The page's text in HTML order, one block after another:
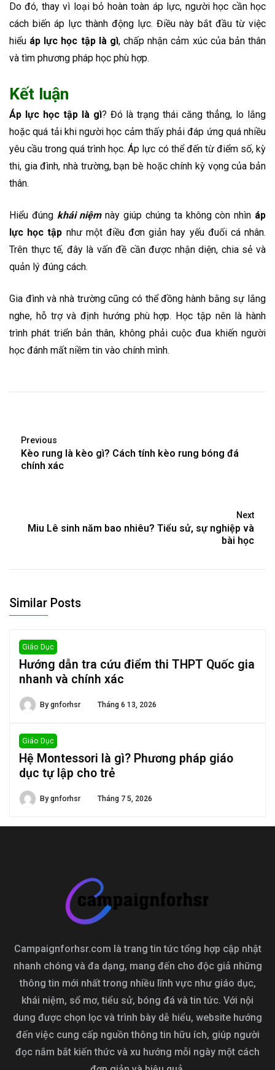
Do đó, thay vì loại bỏ hoàn toàn áp lực, người học cần học
cách biến áp lực thành động lực. Điều này bắt đầu từ việc
hiểu áp lực học tập là gì, chấp nhận cảm xúc của bản thân
và tìm phương pháp học phù hợp.
Kết luận
Áp lực học tập là gì? Đó là trạng thái căng thẳng, lo lắng
hoặc quá tải khi người học cảm thấy phải đáp ứng quá nhiều
yêu cầu trong quá trình học. Áp lực có thể đến từ điểm số, kỳ
thi, gia đình, nhà trường, bạn bè hoặc chính kỳ vọng của bản
thân.
Hiểu đúng khái niệmnày giúp chúng ta không còn nhìn áp
lực học tập như một điều đơn giản hay yếu đuối cá nhân.
Trên thực tế, đây là vấn đề cần được nhận diện, chia sẻ và
quản lý đúng cách.
Gia đình và nhà trường cũng có thể đồng hành bằng sự lắng
nghe, hỗ trợ và định hướng phù hợp. Học tập nên là hành
trình phát triển bản thân, không phải cuộc đua khiến người
học đánh mất niềm tin vào chính mình.
Previous
Kèo rung là kèo gì? Cách tính kèo rung bóng đá
chính xác
Next
Miu Lê sinh năm bao nhiêu? Tiểu sử, sự nghiệp và
bài học
Similar Posts
Giáo Dục
Hướng dẫn tra cứu điểm thi THPT Quốc gia
nhanh và chính xác
Bygnforhsr Tháng 6 13, 2026
Giáo Dục
Hệ Montessori là gì? Phương pháp giáo
dục tự lập cho trẻ
Bygnforhsr Tháng 7 5, 2026
Campaignforhsr.com là trang tin tức tổng hợp cập nhật
nhanh chóng và đa dạng, mang đến cho độc giả những
thông tin mới nhất trong nhiều lĩnh vực như giáo dục,
khái niệm, sổ mơ, tiểu sử, bóng đá và tin tức. Với nội
dung được chọn lọc và trình bày dễ hiểu, website hướng
đến việc cung cấp nguồn thông tin hữu ích, giúp người
đọc nắm bắt kiến thức và xu hướng mỗi ngày một cách